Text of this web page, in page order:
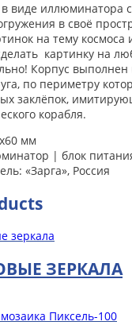
виде иллюминатора
в своё
на тему космоса
картинку на
Корпус
по периметру
заклёпок,
корабля.
мм
| блок
«Зарга», Россия
ЗЕРКАЛА